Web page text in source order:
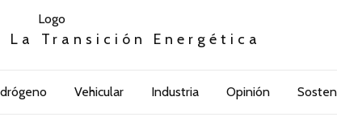
La Transición Energética
Vehicular Industria Opinión